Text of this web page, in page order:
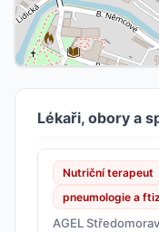
Lékaři, obory a
Nutriční terapeut
pneumologie a
AGEL